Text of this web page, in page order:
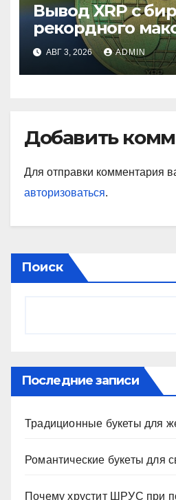
Вывод XRP с
рекордного
летАВГ 3, 2026 ADMIN
Добавить
Для отправки комментария
авторизоваться.
Поиск
Последние записи
Традиционные букеты для
Романтические букеты для
Почему хрустит ШРУС при